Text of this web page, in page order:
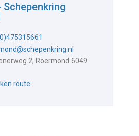
Schepenkring
2, Roermond 6049
route